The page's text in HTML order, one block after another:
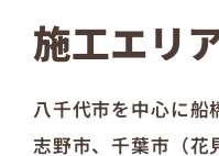
施工エリ
八千代市を中心に船
志野市、千葉市（花